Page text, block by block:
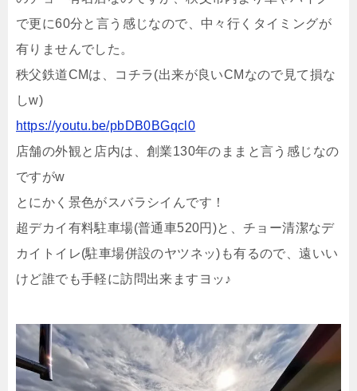
で更に60分と言う感じなので、中々行くタイミングが
有りませんでした。
秩父鉄道CMは、コチラ(出来が良いCMなので見て損な
しw)
https://youtu.be/pbDB0BGqcl0
店舗の外観と店内は、創業130年のままと言う感じなの
ですがw
とにかく景色がスバラシイんです！
超デカイ有料駐車場(普通車520円)と、チョー清潔なデ
カイトイレ(駐車場併設のヤツネッ)も有るので、遠いい
けど誰でも手軽に訪問出来ますヨッ♪